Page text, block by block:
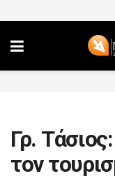
Γρ.
τον